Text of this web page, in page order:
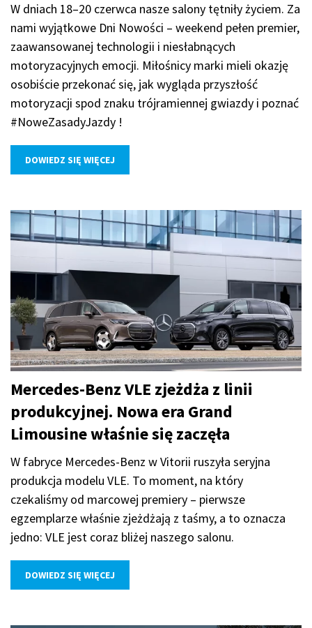
W dniach 18–20 czerwca nasze salony tętniły życiem. Za
nami wyjątkowe Dni Nowości – weekend pełen premier,
zaawansowanej technologii i niesłabnących
motoryzacyjnych emocji. Miłośnicy marki mieli okazję
osobiście przekonać się, jak wygląda przyszłość
motoryzacji spod znaku trójramiennej gwiazdy i poznać
#NoweZasadyJazdy !
DOWIEDZ SIĘ WIĘCEJ
Mercedes-Benz VLE zjeżdża z linii
produkcyjnej. Nowa era Grand
Limousine właśnie się zaczęła
W fabryce Mercedes-Benz w Vitorii ruszyła seryjna
produkcja modelu VLE. To moment, na który
czekaliśmy od marcowej premiery – pierwsze
egzemplarze właśnie zjeżdżają z taśmy, a to oznacza
jedno: VLE jest coraz bliżej naszego salonu.
DOWIEDZ SIĘ WIĘCEJ